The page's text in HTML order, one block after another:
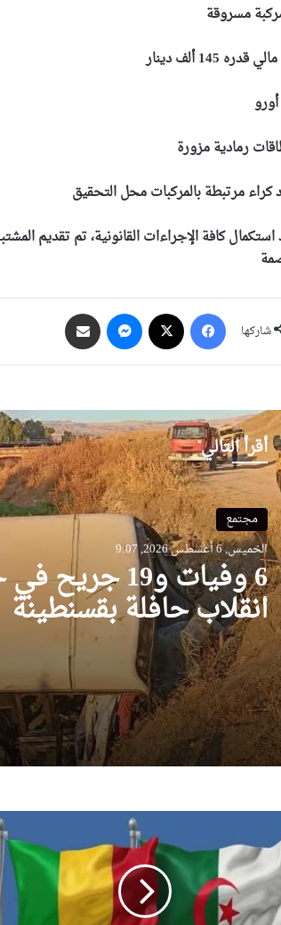
قدره 145 ألف دينار
كراء مرتبطة بالمركبات محل التحقيق
استكمال كافة الإجراءات القانونية، تم تقديم
شاركها
فيسبوك ماسنجر
أقرأ التالي
مجتمع
الخميس, 6 أغسطس 2026, 9:07
6 وفيات و19
انقلاب حافلة بقسنطينة